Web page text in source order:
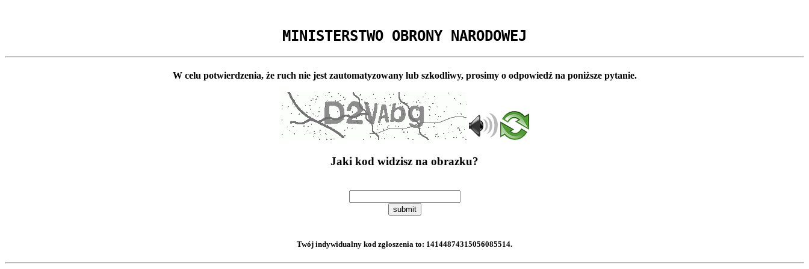
MINISTERSTWO OBRONY NARODOWEJ
W celu potwierdzenia, że ruch nie jest zautomatyzowany lub szkodliwy, prosimy o odpowiedź na poniższe pytanie.
Jaki kod widzisz na obrazku?
submit
Twój indywidualny kod zgłoszenia to: 14144874315056085514.